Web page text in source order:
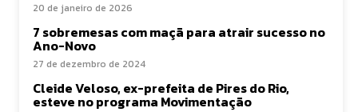
20 de janeiro de 2026
7 sobremesas com maçã para atrair sucesso no
Ano-Novo
27 de dezembro de 2024
Cleide Veloso, ex-prefeita de Pires do Rio,
esteve no programa Movimentação